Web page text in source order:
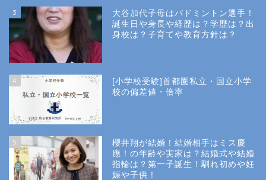
3
大谷加代子母はバドミントン選手！
誕生日や身長や経歴は？学歴は？出
身校は？子育てや教育方針は？
4
[小学校受験]首都圏私立・国立小学
校の偏差値・倍率
5
櫻井翔が結婚！結婚相手はミス慶
應！の年齢や実家は？結婚式や結婚
指輪は？第一子誕生！馴れ初めや妊
娠や子供！